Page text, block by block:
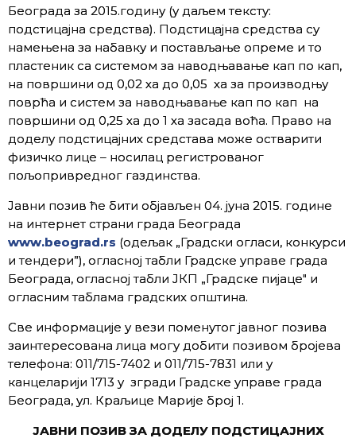
Београда за 2015.годину (у даљем тексту:
подстицајна средства). Подстицајна средства су
намењена за набавку и постављање опреме и то
пластеник са системом за наводњавање кап по кап,
на површини од 0,02 ха до 0,05 ха за производњу
поврћа и систем за наводњавање кап по кап на
површини од 0,25 ха до 1 ха засада воћа. Право на
доделу подстицајних средстава може остварити
физичко лице – носилац регистрованог
пољопривредног газдинства.
Јавни позив ће бити објављен 04. јуна 2015. године
на интернет страни града Београда
www.beograd.rs (одељак „Градски огласи, конкурси
и тендери”), огласној табли Градске управе града
Београда, огласној табли ЈКП „Градске пијаце″ и
огласним таблама градских општина.
Све информације у вези поменутог јавног позива
заинтересована лица могу добити позивом бројева
телефона: 011/715-7402 и 011/715-7831 или у
канцеларији 1713 у згради Градске управе града
Београда, ул. Краљице Марије број 1.
ЈАВНИ ПОЗИВ ЗА ДОДЕЛУ ПОДСТИЦАЈНИХ